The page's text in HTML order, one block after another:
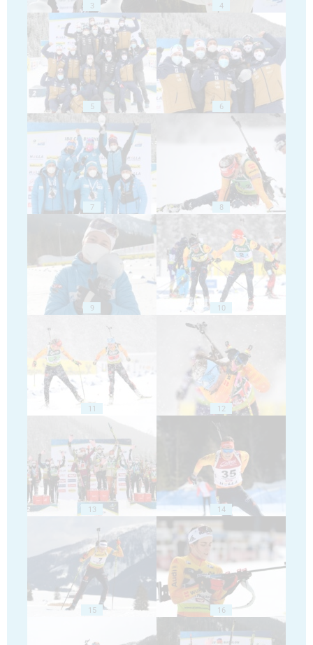
3 4
5 6
7 8
9 10
11 12
13 14
15 16